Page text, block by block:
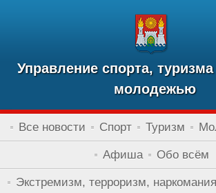
Управление спорта,
молодежью
Все новости Спорт Туризм
Афиша Обо всём
Экстремизм, терроризм, наркомания